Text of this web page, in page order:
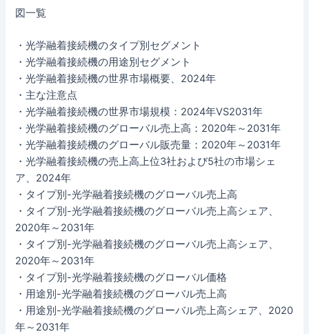
図一覧
・光学融着接続機のタイプ別セグメント
・光学融着接続機の用途別セグメント
・光学融着接続機の世界市場概要、2024年
・主な注意点
・光学融着接続機の世界市場規模：2024年VS2031年
・光学融着接続機のグローバル売上高：2020年～2031年
・光学融着接続機のグローバル販売量：2020年～2031年
・光学融着接続機の売上高上位3社および5社の市場シェ
ア、2024年
・タイプ別-光学融着接続機のグローバル売上高
・タイプ別-光学融着接続機のグローバル売上高シェア、
2020年～2031年
・タイプ別-光学融着接続機のグローバル売上高シェア、
2020年～2031年
・タイプ別-光学融着接続機のグローバル価格
・用途別-光学融着接続機のグローバル売上高
・用途別-光学融着接続機のグローバル売上高シェア、2020
年～2031年